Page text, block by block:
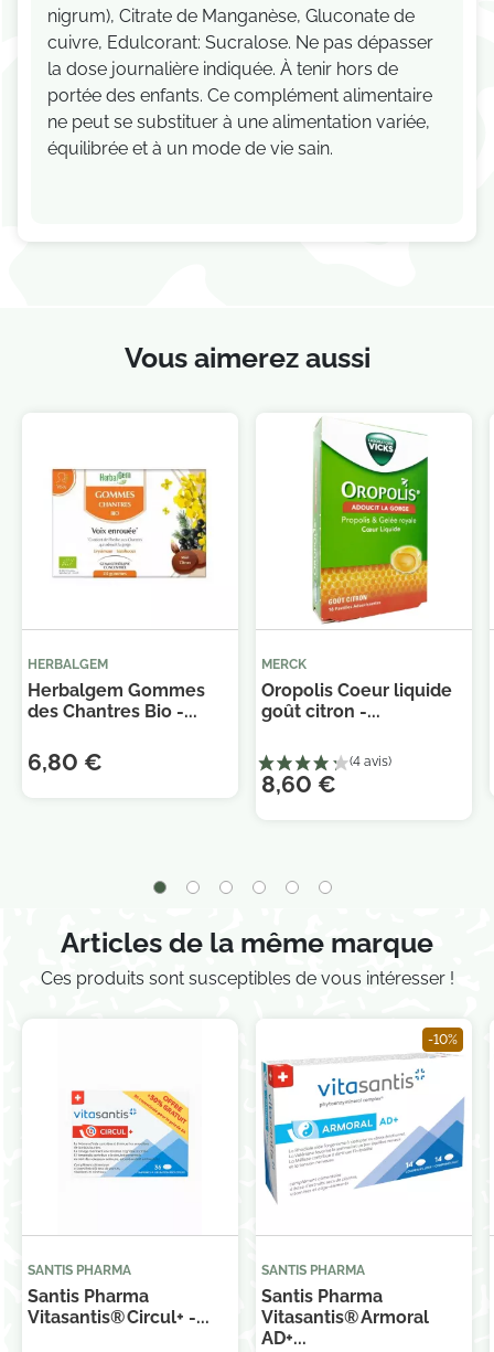
nigrum), Citrate de Manganèse, Gluconate de
cuivre, Edulcorant: Sucralose. Ne pas dépasser
la dose journalière indiquée. À tenir hors de
portée des enfants. Ce complément alimentaire
ne peut se substituer à une alimentation variée,
équilibrée et à un mode de vie sain.
Vous aimerez aussi
HERBALGEM
Herbalgem Gommes
des Chantres Bio -...
6,80 €
MERCK
Oropolis Coeur liquide
goût citron -...
8,60 €
Articles de la même marque
Ces produits sont susceptibles de vous intéresser !
SANTIS PHARMA
Santis Pharma
Vitasantis® Circul+ -...
-10%
SANTIS PHARMA
Santis Pharma
Vitasantis® Armoral
AD+...